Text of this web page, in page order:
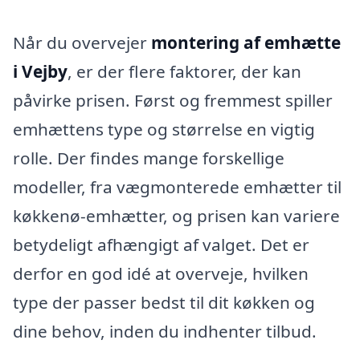
Når du overvejer montering af emhætte
i Vejby, er der flere faktorer, der kan
påvirke prisen. Først og fremmest spiller
emhættens type og størrelse en vigtig
rolle. Der findes mange forskellige
modeller, fra vægmonterede emhætter til
køkkenø-emhætter, og prisen kan variere
betydeligt afhængigt af valget. Det er
derfor en god idé at overveje, hvilken
type der passer bedst til dit køkken og
dine behov, inden du indhenter tilbud.